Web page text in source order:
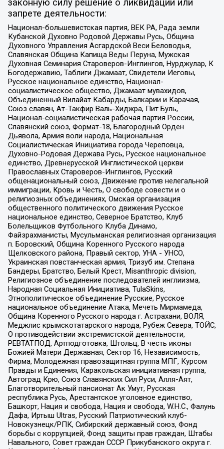
законную силу решение о ликвидации или
запрете деятельности:
Национал-большевистская партия, ВЕК РА, Рада земли
Кубанской Духовно Родовой Державы Русь, Община
Духовного Управления Асгардской Веси Беловодья,
Славянская Община Капища Веды Перуна, Мужская
Духовная Семинария Староверов-Инглингов, Нурджулар, К
Богодержавию, Таблиги Джамаат, Свидетели Иеговы,
Русское национальное единство, Национал-
социалистическое общество, Джамаат мувахидов,
Объединенный Вилайат Кабарды, Балкарии и Карачая,
Союз славян, Ат-Такфир Валь-Хиджра, Пит Буль,
Национал-социалистическая рабочая партия России,
Славянский союз, Формат-18, Благородный Орден
Дьявола, Армия воли народа, Национальная
Социалистическая Инициатива города Череповца,
Духовно-Родовая Держава Русь, Русское национальное
единство, Древнерусской Инглистической церкви
Православных Староверов-Инглингов, Русский
общенациональный союз, Движение против нелегальной
иммиграции, Кровь и Честь, О свободе совести и о
религиозных объединениях, Омская организация
общественного политического движения Русское
национальное единство, Северное Братство, Клуб
Болельщиков Футбольного Клуба Динамо,
Файзрахманисты, Мусульманская религиозная организация
п. Боровский, Община Коренного Русского народа
Щелковского района, Правый сектор, УНА - УНСО,
Украинская повстанческая армия, Тризуб им. Степана
Бандеры, Братство, Белый Крест, Misanthropic division,
Религиозное объединение последователей инглиизма,
Народная Социальная Инициатива, TulaSkins,
Этнополитическое объединение Русские, Русское
национальное объединение Атака, Мечеть Мирмамеда,
Община Коренного Русского народа г. Астрахани, ВОЛЯ,
Меджлис крымскотатарского народа, Рубеж Севера, ТОЙС,
О противодействии экстремистской деятельности,
РЕВТАТПОД, Артподготовка, Штольц, В честь иконы
Божией Матери Державная, Сектор 16, Независимость,
Фирма, Молодежная правозащитная группа МПГ, Курсом
Правды и Единения, Каракольская инициативная группа,
Автоград Крю, Союз Славянских Сил Руси, Алля-Аят,
Благотворительный пансионат Ак Умут, Русская
республика Русь, Арестантское уголовное единство,
Башкорт, Нация и свобода, Нация и свобода, W.H.С., Фалунь
Дафа, Иртыш Ultras, Русский Патриотический клуб-
Новокузнецк/РПК, Сибирский державный союз, Фонд
борьбы с коррупцией, Фонд защиты прав граждан, Штабы
Навального, Совет граждан СССР Прикубанского округа г.